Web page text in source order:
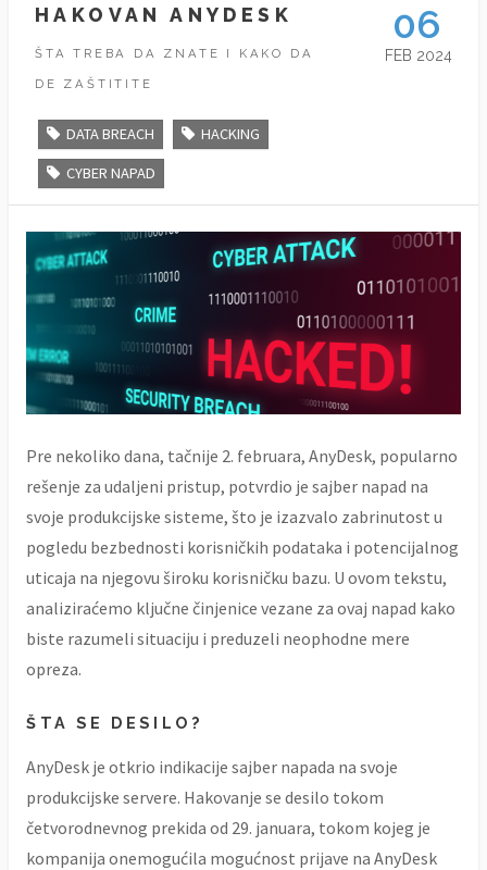
HAKOVAN ANYDESK
ŠTA TREBA DA ZNATE I KAKO DA
DE ZAŠTITITE
DATA BREACH HACKING
CYBER NAPAD
06
FEB 2024
Pre nekoliko dana, tačnije 2. februara, AnyDesk, popularno
rešenje za udaljeni pristup, potvrdio je sajber napad na
svoje produkcijske sisteme, što je izazvalo zabrinutost u
pogledu bezbednosti korisničkih podataka i potencijalnog
uticaja na njegovu široku korisničku bazu. U ovom tekstu,
analiziraćemo ključne činjenice vezane za ovaj napad kako
biste razumeli situaciju i preduzeli neophodne mere
opreza.
ŠTA SE DESILO?
AnyDesk je otkrio indikacije sajber napada na svoje
produkcijske servere. Hakovanje se desilo tokom
četvorodnevnog prekida od 29. januara, tokom kojeg je
kompanija onemogućila mogućnost prijave na AnyDesk